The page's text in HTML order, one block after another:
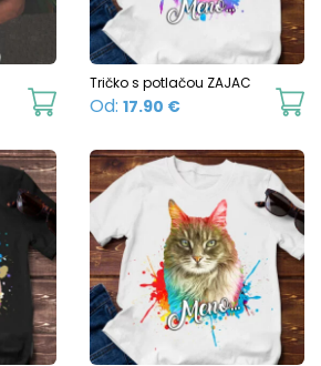
may
chosen
product
page
This
has
multiple
variants.
The
options
may
be
Tričko s potlačou ZAJAC
Od: 17.90 €